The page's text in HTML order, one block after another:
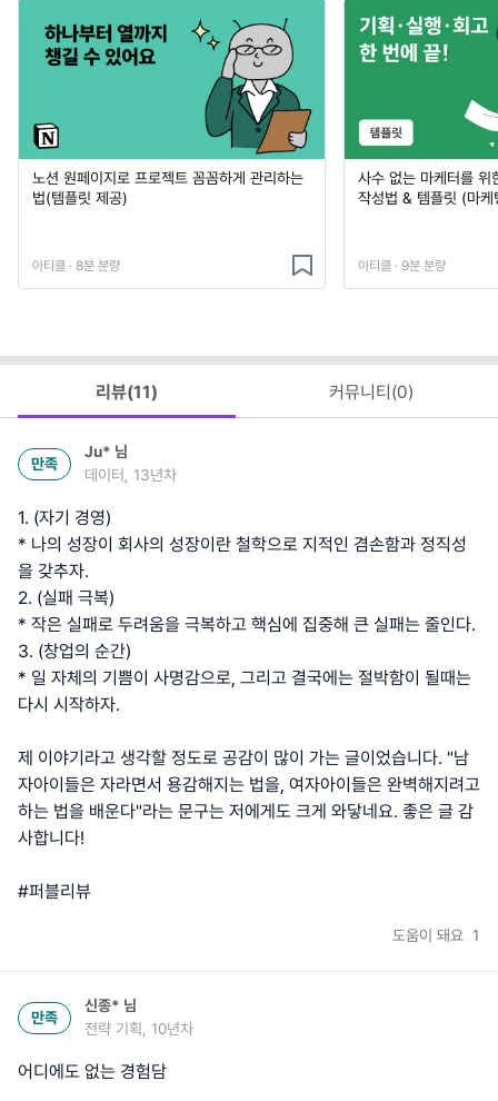
노션 원페이지로 프로젝트 꼼꼼하게 관리하는
법(템플릿 제공)
아티클 · 8분 분량
사수 없는 마케터를 위
작성법 & 템플릿 (마
아티클 · 9분 분량
리뷰(11) 커뮤니티(0)
만족
Ju* 님
데이터, 13년차
1. (자기 경영)
* 나의 성장이 회사의 성장이란 철학으로 지적인 겸손함과 정직성
을 갖추자.
2. (실패 극복)
* 작은 실패로 두려움을 극복하고 핵심에 집중해 큰 실패는 줄인다.
3. (창업의 순간)
* 일 자체의 기쁨이 사명감으로, 그리고 결국에는 절박함이 될때는
다시 시작하자.
제 이야기라고 생각할 정도로 공감이 많이 가는 글이었습니다. "남
자아이들은 자라면서 용감해지는 법을, 여자아이들은 완벽해지려고
하는 법을 배운다"라는 문구는 저에게도 크게 와닿네요. 좋은 글 감
사합니다!
#퍼블리뷰
도움이 돼요 1
만족
신종* 님
전략 기획, 10년차
어디에도 없는 경험담